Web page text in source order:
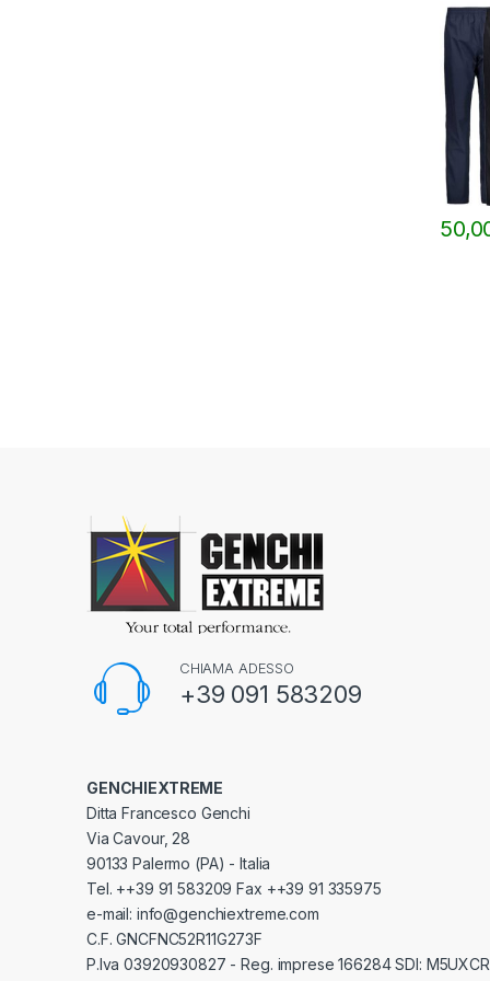
CHIAMA ADESSO
+39 091 583209
GENCHIEXTREME
Ditta Francesco Genchi
Via Cavour, 28
90133 Palermo (PA) - Italia
Tel. ++39 91 583209 Fax ++39 91 335975
e-mail: info@genchiextreme.com
C.F. GNCFNC52R11G273F
P.Iva 03920930827 - Reg. imprese 166284 SDI: